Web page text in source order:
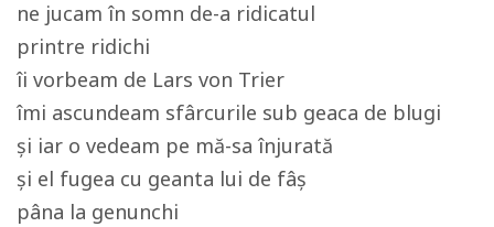
ne jucam în somn de-a ridicatul
printre ridichi
îi vorbeam de Lars von Trier
îmi ascundeam sfârcurile sub geaca de blugi
și iar o vedeam pe mă-sa înjurată
și el fugea cu geanta lui de fâș
pâna la genunchi